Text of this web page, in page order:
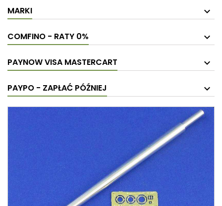
MARKI
COMFINO - RATY 0%
PAYNOW VISA MASTERCART
PAYPO - ZAPŁAĆ PÓŹNIEJ